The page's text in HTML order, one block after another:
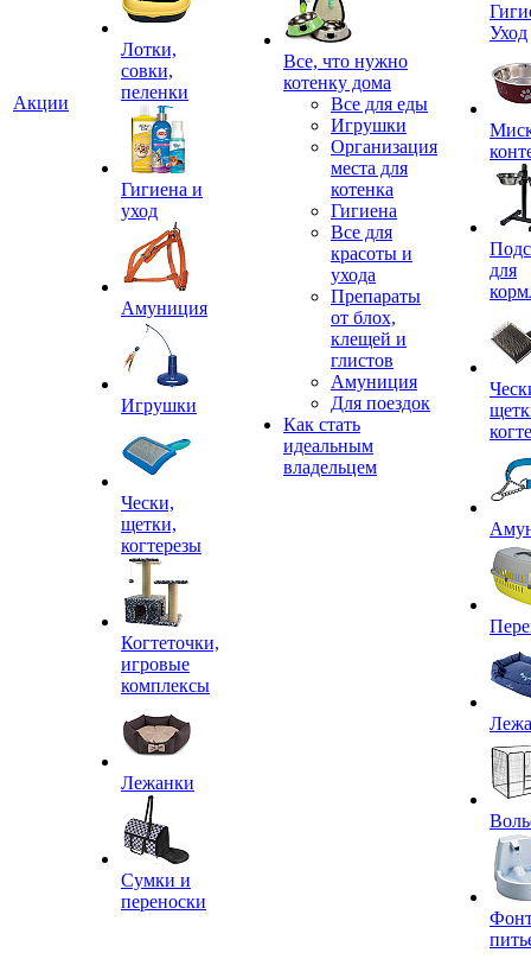
Акции
Лотки,
совки,
пеленки
Гигиена и
уход
Амуниция
Игрушки
Чески,
щетки,
когтерезы
Когтеточки,
игровые
комплексы
Лежанки
Сумки и
переноски
Все, что нужно
котенку дома
Все для еды
Игрушки
Организация
места для
котенка
Гигиена
Все для
красоты и
ухода
Препараты
от блох,
клещей и
глистов
Амуниция
Для поездок
Как стать
идеальным
владельцем
Уход
для